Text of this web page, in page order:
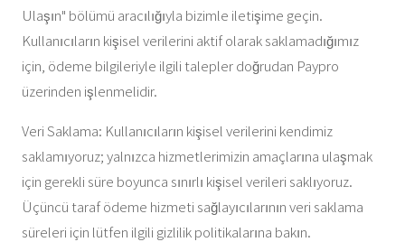
Ulaşın" bölümü aracılığıyla bizimle iletişime geçin.
Kullanıcıların kişisel verilerini aktif olarak saklamadığımız
için, ödeme bilgileriyle ilgili talepler doğrudan Paypro
üzerinden işlenmelidir.
Veri Saklama: Kullanıcıların kişisel verilerini kendimiz
saklamıyoruz; yalnızca hizmetlerimizin amaçlarına ulaşmak
için gerekli süre boyunca sınırlı kişisel verileri saklıyoruz.
Üçüncü taraf ödeme hizmeti sağlayıcılarının veri saklama
süreleri için lütfen ilgili gizlilik politikalarına bakın.